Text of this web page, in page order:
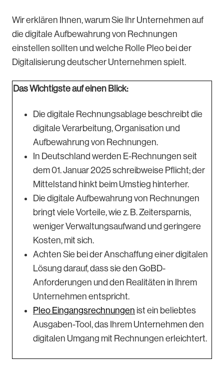
Wir erklären Ihnen, warum Sie Ihr Unternehmen auf
die digitale Aufbewahrung von Rechnungen
einstellen sollten und welche Rolle Pleo bei der
Digitalisierung deutscher Unternehmen spielt.
Das Wichtigste auf einen Blick:
Die digitale Rechnungsablage beschreibt die
digitale Verarbeitung, Organisation und
Aufbewahrung von Rechnungen.
In Deutschland werden E-Rechnungen seit
dem 01. Januar 2025 schreibweise Pflicht; der
Mittelstand hinkt beim Umstieg hinterher.
Die digitale Aufbewahrung von Rechnungen
bringt viele Vorteile, wie z. B. Zeitersparnis,
weniger Verwaltungsaufwand und geringere
Kosten, mit sich.
Achten Sie bei der Anschaffung einer digitalen
Lösung darauf, dass sie den GoBD-
Anforderungen und den Realitäten in Ihrem
Unternehmen entspricht.
Pleo Eingangsrechnungen ist ein beliebtes
Ausgaben-Tool, das Ihrem Unternehmen den
digitalen Umgang mit Rechnungen erleichtert.